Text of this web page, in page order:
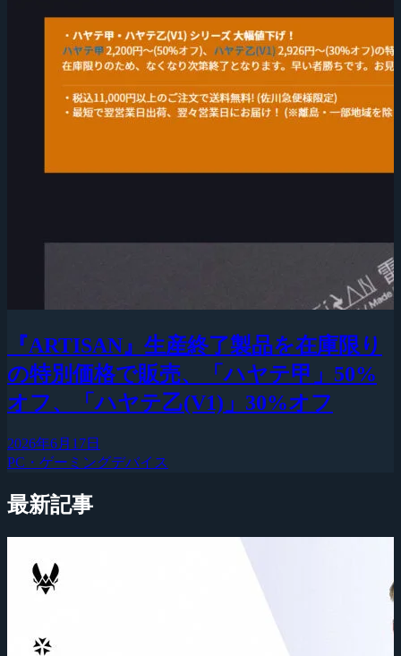
『ARTISAN』生産終了製品を在庫限り
の特別価格で販売、「ハヤテ甲」50%
オフ、「ハヤテ乙(V1)」30%オフ
2026年6月17日
PC・ゲーミングデバイス
最新記事